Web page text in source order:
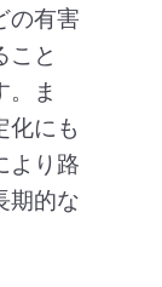
の有害
こと
。ま
化にも
より路
期的な